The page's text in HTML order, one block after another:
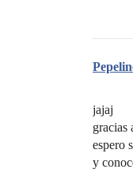
jajaj
gracias
espero
y